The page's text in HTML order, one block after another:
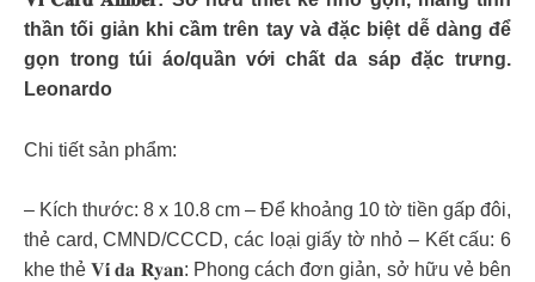
thần tối giản khi cầm trên tay và đặc biệt dễ dàng để
gọn trong túi áo/quần với chất da sáp đặc trưng.
Leonardo
Chi tiết sản phẩm:
– Kích thước: 8 x 10.8 cm – Để khoảng 10 tờ tiền gấp đôi,
thẻ card, CMND/CCCD, các loại giấy tờ nhỏ – Kết cấu: 6
khe thẻ 𝐕𝐢́ 𝐝𝐚 𝐑𝐲𝐚𝐧: Phong cách đơn giản, sở hữu vẻ bên